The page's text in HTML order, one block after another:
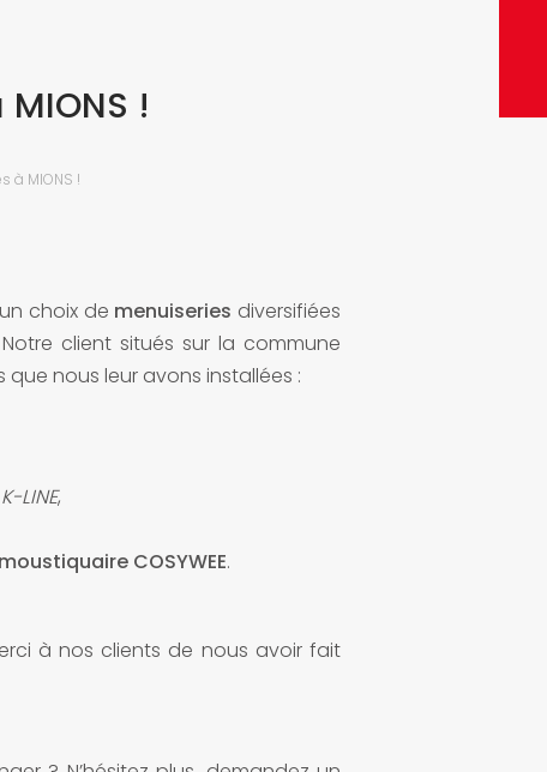
!
à MIONS !
choix de menuiseries diversifiées
client situés sur la commune
nous leur avons installées :
LINE,
moustiquaire COSYWEE.
à nos clients de nous avoir fait